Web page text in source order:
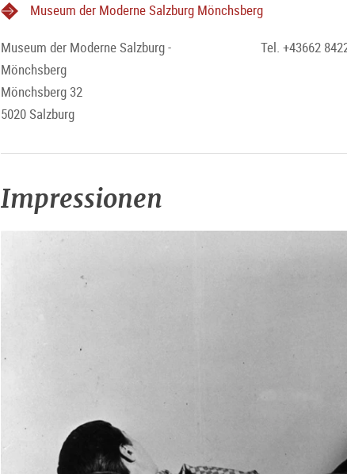
Museum der Moderne Salzburg Mönchsberg
Museum der Moderne Salzburg -
Mönchsberg
Mönchsberg 32
5020 Salzburg
Tel. +43662
Impressionen